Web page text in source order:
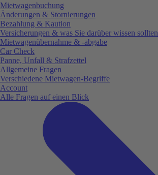
Mietwagenbuchung
Änderungen & Stornierungen
Bezahlung & Kaution
Versicherungen & was Sie darüber wissen sollten
Mietwagenübernahme & -abgabe
Car Check
Panne, Unfall & Strafzettel
Allgemeine Fragen
Verschiedene Mietwagen-Begriffe
Account
Alle Fragen auf einen Blick